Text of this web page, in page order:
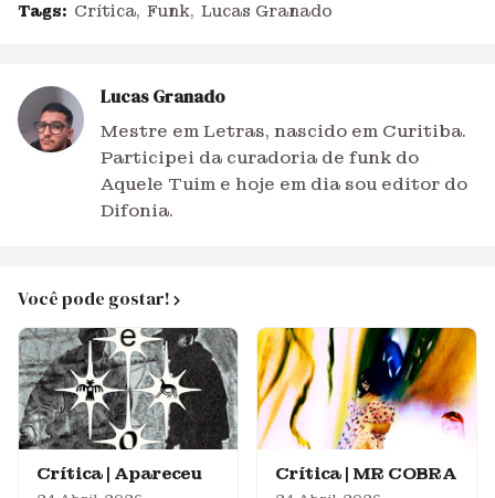
Tags: Crítica Funk Lucas Granado
Lucas Granado
Mestre em Letras, nascido em Curitiba.
Participei da curadoria de funk do
Aquele Tuim e hoje em dia sou editor do
Difonia.
Você pode gostar!
Crítica | Apareceu Crítica | MR COBRA